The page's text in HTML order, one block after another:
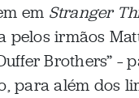
em Stranger
pelos irmãos
Brothers” –
para além dos